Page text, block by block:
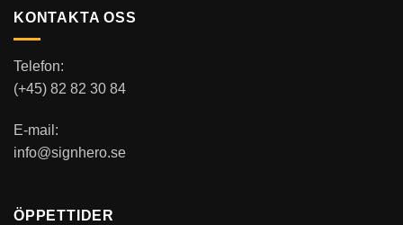
KONTAKTA OSS
Telefon:
(+45) 82 82 30 84
E-mail:
info@signhero.se
ÖPPETTIDER